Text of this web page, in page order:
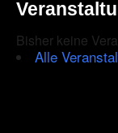
Bisher keine
Alle